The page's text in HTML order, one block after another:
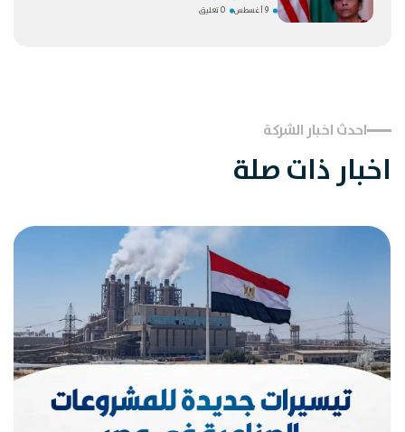
9 أغسطس 0 تعليق
احدث اخبار الشركة
اخبار ذات صلة